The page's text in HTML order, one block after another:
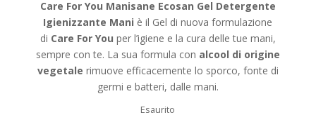
15,60€.12,48€.
Care For You Manisane Ecosan Gel Detergente
Igienizzante Mani è il Gel di nuova formulazione
di Care For You per l’igiene e la cura delle tue mani,
sempre con te. La sua formula con alcool di origine
vegetale rimuove efficacemente lo sporco, fonte di
germi e batteri, dalle mani.
Esaurito